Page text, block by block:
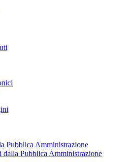
Pubblica Amministrazione
Pubblica Amministrazione